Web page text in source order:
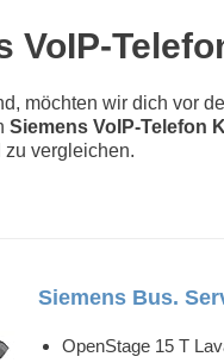
VoIP-
möchten wir dich vor
Siemens VoIP-Telefon
zu vergleichen.
Siemens Bus.
OpenStage 15 T